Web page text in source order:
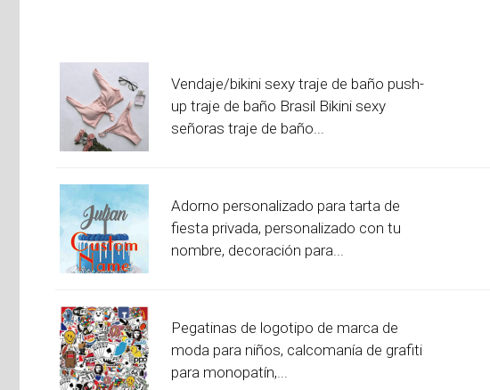
Vendaje/bikini sexy traje de baño push-
up traje de baño Brasil Bikini sexy
señoras traje de baño...
Adorno personalizado para tarta de
fiesta privada, personalizado con tu
nombre, decoración para...
Pegatinas de logotipo de marca de
moda para niños, calcomanía de grafiti
para monopatín,...